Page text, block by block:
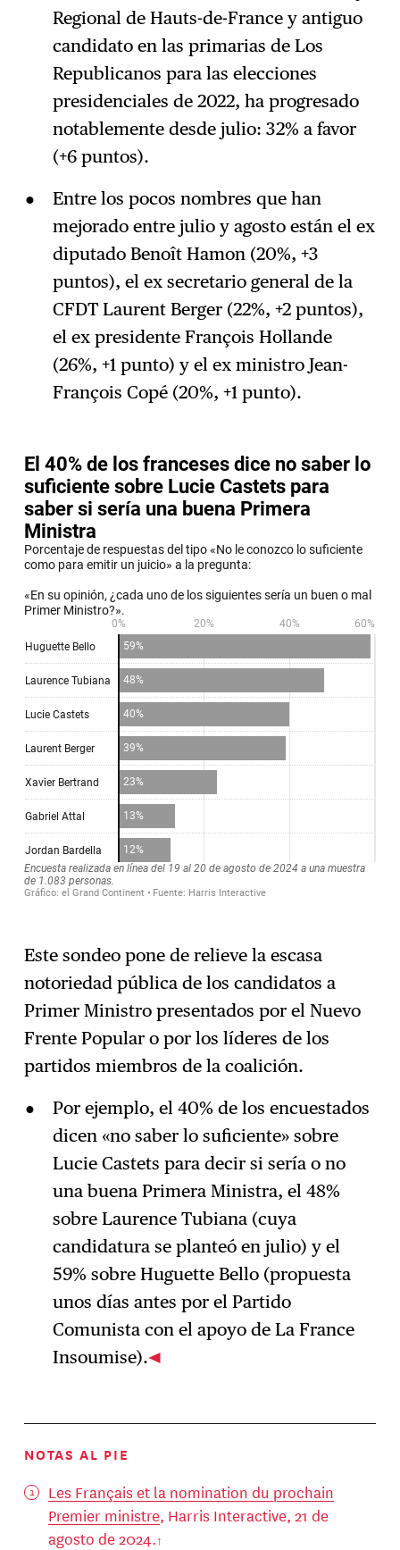
Regional de Hauts-de-France y antiguo
candidato en las primarias de Los
Republicanos para las elecciones
presidenciales de 2022, ha progresado
notablemente desde julio: 32% a favor
(+6 puntos).
Entre los pocos nombres que han
mejorado entre julio y agosto están el ex
diputado Benoît Hamon (20%, +3
puntos), el ex secretario general de la
CFDT Laurent Berger (22%, +2 puntos),
el ex presidente François Hollande
(26%, +1 punto) y el ex ministro Jean-
François Copé (20%, +1 punto).
Este sondeo pone de relieve la escasa
notoriedad pública de los candidatos a
Primer Ministro presentados por el Nuevo
Frente Popular o por los líderes de los
partidos miembros de la coalición.
Por ejemplo, el 40% de los encuestados
dicen «no saber lo suficiente» sobre
Lucie Castets para decir si sería o no
una buena Primera Ministra, el 48%
sobre Laurence Tubiana (cuya
candidatura se planteó en julio) y el
59% sobre Huguette Bello (propuesta
unos días antes por el Partido
Comunista con el apoyo de La France
Insoumise).
NOTAS AL PIE
Les Français et la nomination du prochain
Premier ministre, Harris Interactive, 21 de
agosto de 2024.